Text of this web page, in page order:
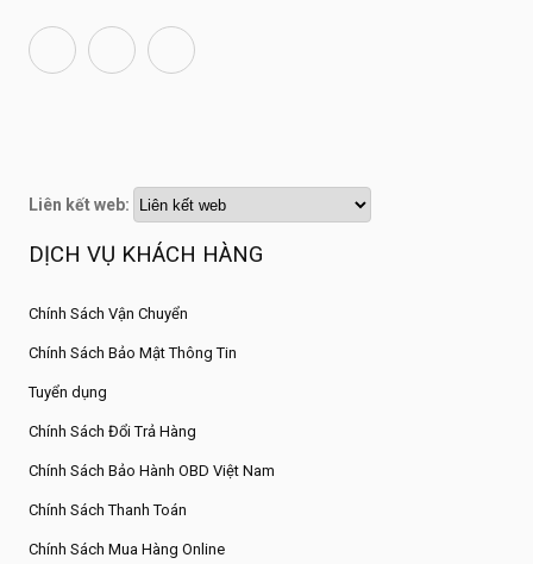
Liên kết web:
DỊCH VỤ KHÁCH HÀNG
Chính Sách Vận Chuyển
Chính Sách Bảo Mật Thông Tin
Tuyển dụng
Chính Sách Đổi Trả Hàng
Chính Sách Bảo Hành OBD Việt Nam
Chính Sách Thanh Toán
Chính Sách Mua Hàng Online